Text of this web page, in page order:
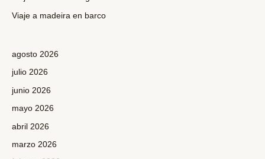
Viaje a madeira en barco
agosto 2026
julio 2026
junio 2026
mayo 2026
abril 2026
marzo 2026